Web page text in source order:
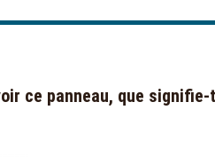
ce panneau, que